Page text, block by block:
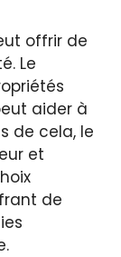
offrir de
Le
aider à
de cela, le
et
de